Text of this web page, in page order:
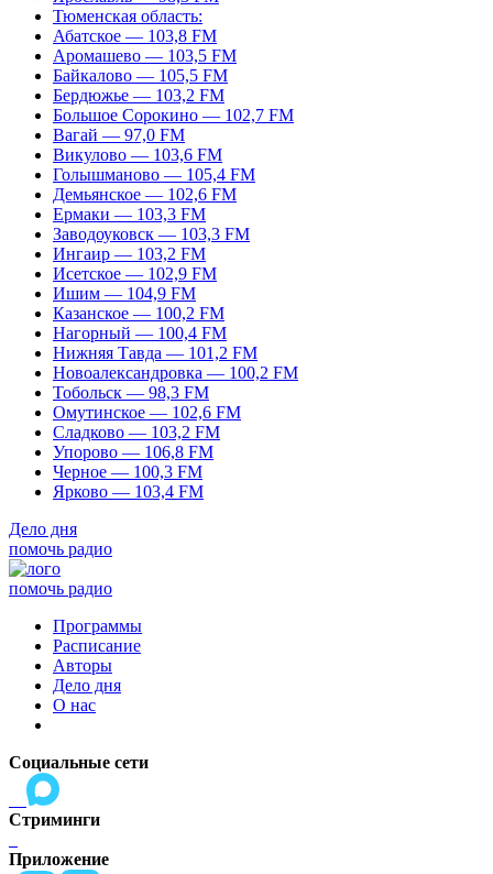
Тюменская область:
Абатское — 103,8 FM
Аромашево — 103,5 FM
Байкалово — 105,5 FM
Бердюжье — 103,2 FM
Большое Сорокино — 102,7 FM
Вагай — 97,0 FM
Викулово — 103,6 FM
Голышманово — 105,4 FM
Демьянское — 102,6 FM
Ермаки — 103,3 FM
Заводоуковск — 103,3 FM
Ингаир — 103,2 FM
Исетское — 102,9 FM
Ишим — 104,9 FM
Казанское — 100,2 FM
Нагорный — 100,4 FM
Нижняя Тавда — 101,2 FM
Новоалександровка — 100,2 FM
Тобольск — 98,3 FM
Омутинское — 102,6 FM
Сладково — 103,2 FM
Упорово — 106,8 FM
Черное — 100,3 FM
Ярково — 103,4 FM
Дело дня
помочь радио
помочь радио
Программы
Расписание
Авторы
Дело дня
О нас
Социальные сети
Стриминги
Приложение